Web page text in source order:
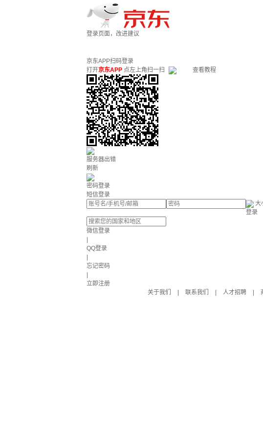
登录页面，改进建议
京东APP扫码登录
打开京东APP 点左上角扫一扫 查看教程
服务器出错
刷新
密码登录
短信登录
大
登录
微信登录
QQ登录
忘记密码
立即注册
关于我们
联系我们 人才招聘